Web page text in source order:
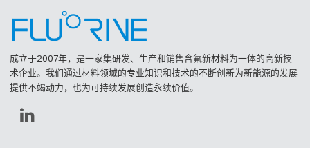
成立于2007年，是一家集研发、生产和销售含氟新材料为一体的高新技
术企业。我们通过材料领域的专业知识和技术的不断创新为新能源的发展
提供不竭动力，也为可持续发展创造永续价值。